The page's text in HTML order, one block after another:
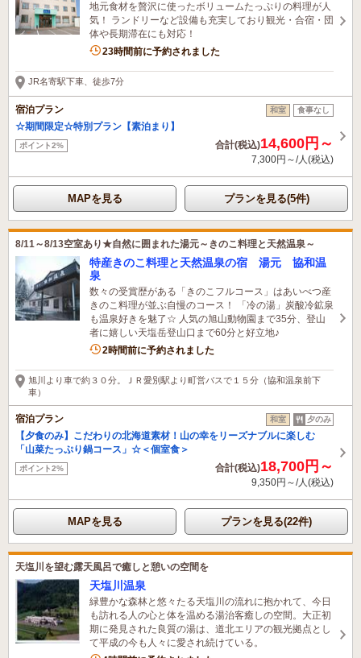
地元食材を贅沢に使ったボリュームたっぷりの料理が人
気！ ランドリーなど設備も充実しており観光・合宿・団
体や長期滞在にも対応！
23時間前に予約されました
JR名寄駅下車、徒歩7分
宿泊プラン 和室 食事なし
☆期間限定☆特別プラン【素泊まり】
ポイント2% 合計(税込)14,600円～
7,300円～/人(税込)
MAPを見る プランを見る(5件)
8/11～8/13空室あり★自然に囲まれた湯元～きのこ料理と天然温泉～
特産きのこ料理と天然温泉の宿 湯元 協和温
泉
数々の受賞歴がある「きのこフルコース」はあいべつ産
きのこ料理が並ぶ自慢のコース！ 「冷の湯」炭酸冷鉱泉
も温泉好きを魅了☆ 人気の旭山動物園まで35分、登山
者に嬉しい天塩岳登山口まで60分と好立地♪
2時間前に予約されました
旭川より車で約３０分。ＪＲ愛別駅より町営バスで１５分（協和温泉前下
車）
宿泊プラン 和室 夕のみ
【夕食のみ】こだわりの北海道素材！山の幸をリーズナブルに楽しむ
「山菜たっぷり鍋コース」☆＜個室食＞
ポイント2% 合計(税込)18,700円～
9,350円～/人(税込)
MAPを見る プランを見る(22件)
天塩川を望む露天風呂で癒しと憩いの空間を
天塩川温泉
緑豊かな森林と悠々たる天塩川の流れに抱かれて、今日
も訪れる人の心と体を温める湯治客癒しの空間。大正初
期に発見された良質の湯は、道北エリアの観光拠点とし
て平成の今も人々に愛され続けている。